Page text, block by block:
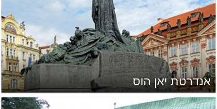
אנדרטת יאן הוס